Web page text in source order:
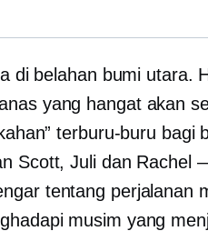
di belahan bumi utara.
yang hangat akan
terburu-buru bagi
Scott, Juli dan Rachel
tentang perjalanan
musim yang